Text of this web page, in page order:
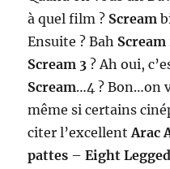
à quel film ? Scream
Ensuite ? Bah Scream
Scream 3 ? Ah oui,
Scream…4 ? Bon…on
même si certains
citer l’excellentArac
pattes – Eight